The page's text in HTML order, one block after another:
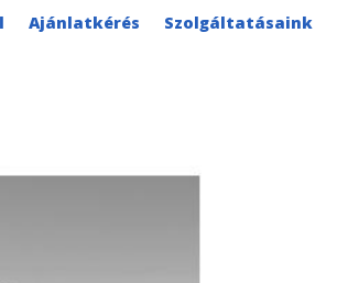
Ajánlatkérés Szolgáltatásaink